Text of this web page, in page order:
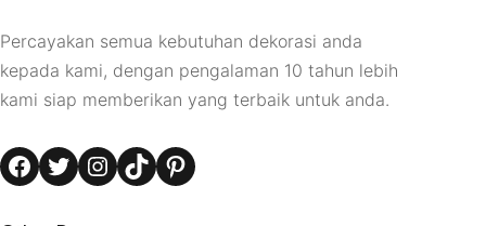
Percayakan semua kebutuhan dekorasi anda
kepada kami, dengan pengalaman 10 tahun lebih
kami siap memberikan yang terbaik untuk anda.
Facebook Twitter Instagram TikTok Pinterest